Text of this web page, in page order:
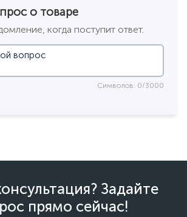
о товаре
когда поступит ответ.
Символов: 0/3000
Задайте
прямо сейчас!